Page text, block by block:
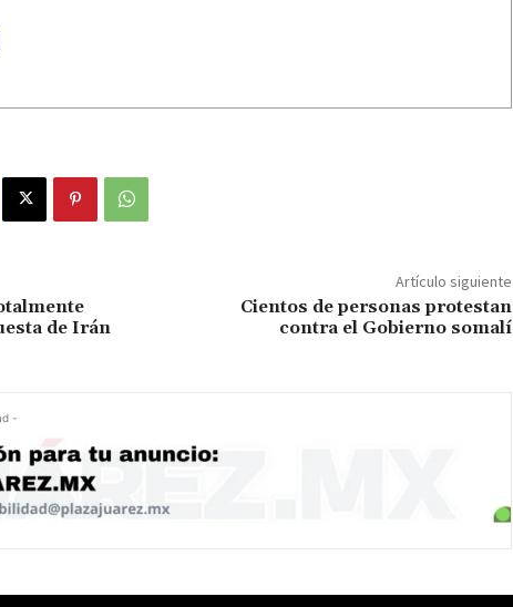
de Irán
Artículo siguiente
Cientos de personas protestan
contra el Gobierno somalí
-